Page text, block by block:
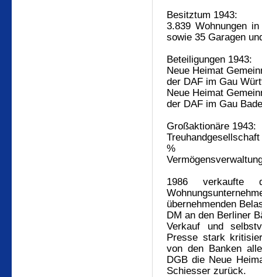
Besitztum 1943:
3.839 Wohnungen
sowie 35 Garagen
Beteiligungen 1943:
Neue Heimat
der DAF im Gau
Neue Heimat
der DAF im Gau
Großaktionäre 1943:
%
1986 verkaufte
übernehmenden
DM an den Berliner
Verkauf und
Presse stark
von den Banken
DGB die Neue
Schiesser zurück.